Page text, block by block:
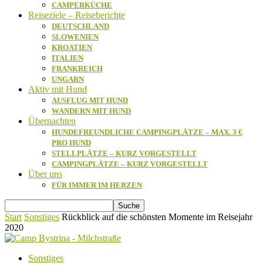
CAMPERKÜCHE
Reiseziele – Reiseberichte
DEUTSCHLAND
SLOWENIEN
KROATIEN
ITALIEN
FRANKREICH
UNGARN
Aktiv mit Hund
AUSFLUG MIT HUND
WANDERN MIT HUND
Übernachten
HUNDEFREUNDLICHE CAMPINGPLÄTZE – MAX. 3 €
PRO HUND
STELLPLÄTZE – KURZ VORGESTELLT
CAMPINGPLÄTZE – KURZ VORGESTELLT
Über uns
FÜR IMMER IM HERZEN
Start Sonstiges Rückblick auf die schönsten Momente im Reisejahr
2020
Sonstiges